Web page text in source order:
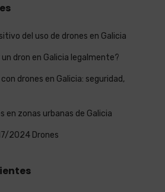
del uso de drones en Galicia
dron en Galicia legalmente?
drones en Galicia: seguridad,
en zonas urbanas de Galicia
2024 Drones